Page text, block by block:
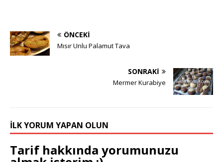
ÖNCEKI
Mısır Unlu Palamut Tava
SONRAKI
Mermer Kurabiye
İLK YORUM YAPAN OLUN
Tarif hakkında yorumunuzu